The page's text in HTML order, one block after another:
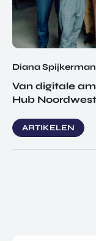
Diana Spijkerman
Van digitale
Hub
ARTIKELEN